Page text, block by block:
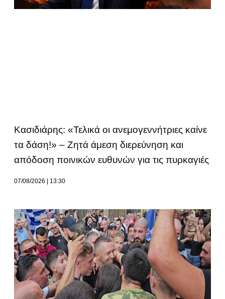
Κασιδιάρης: «Τελικά οι ανεμογεννήτριες καίνε
τα δάση!» – Ζητά άμεση διερεύνηση και
απόδοση ποινικών ευθυνών για τις πυρκαγιές
07/08/2026 13:30